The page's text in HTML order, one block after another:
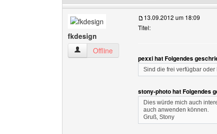
fkdesign
fkdesign Benutzer-Profile anzeigen
Offline
13.09.2012 um 18:09
Titel:
pexxi hat Folgendes
Sind die frei verfügbar
stony-photo hat Folgendes
Dies würde mich auch
auch anwenden können.
Gruß, Stony